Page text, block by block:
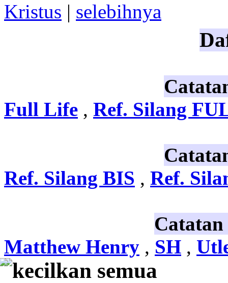
Kristus | selebihnya
Full Life , Ref. Silang
Ref. Silang BIS , Ref.
Matthew Henry , SH ,
kecilkan semua